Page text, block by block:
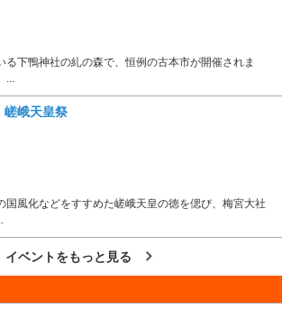
る下鴨神社の糺の森で、恒例の古本市が開催されま
...
嵯峨天皇祭
国風化などをすすめた嵯峨天皇の徳を偲び、梅宮大社
イベントをもっと見る